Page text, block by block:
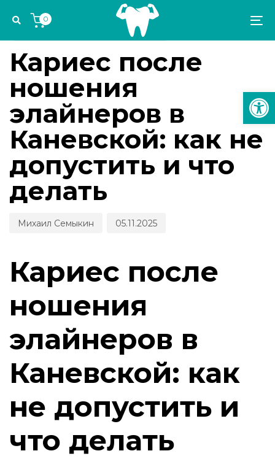
links
navigation
Skip
content
0
IN:
ПРОФИЛАКТИКА И ДИАГНОСТИКА
Кариес после
ношения
элайнеров в
Каневской: как не
допустить и что
делать
Михаил Семыкин
on:
05.11.2025
Кариес после
ношения
элайнеров в
Каневской: как
не допустить и
что делать